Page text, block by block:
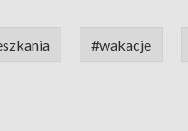
#wakacje